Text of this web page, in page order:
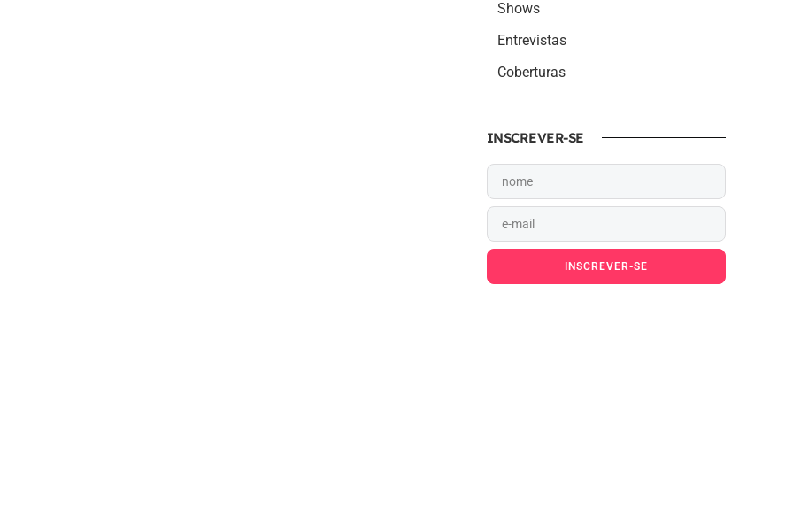
Shows
Entrevistas
Coberturas
INSCREVER-SE
INSCREVER-SE